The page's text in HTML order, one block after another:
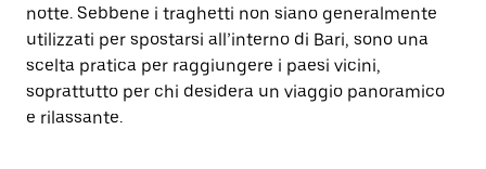
notte. Sebbene i traghetti non siano generalmente
utilizzati per spostarsi all’interno di Bari, sono una
scelta pratica per raggiungere i paesi vicini,
soprattutto per chi desidera un viaggio panoramico
e rilassante.